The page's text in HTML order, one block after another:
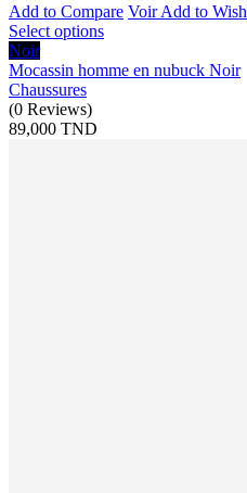
Add to Compare VoirAdd to
Select options
Noir
Mocassin homme en nubuck Noir
Chaussures
(0 Reviews)
89,000 TND